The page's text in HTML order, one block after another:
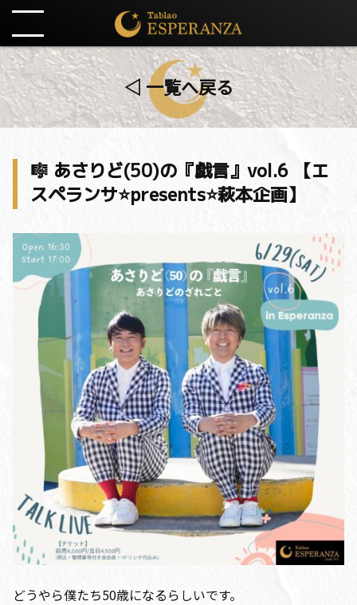
◁ 一覧へ戻る
🎼 あさりど(50)の『戯言』vol.6 【エ
スペランサ⭐️presents⭐️萩本企画】
どうやら僕たち50歳になるらしいです。